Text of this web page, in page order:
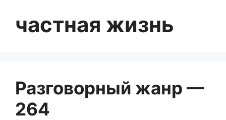
частная жизнь
Разговорный жанр —
264